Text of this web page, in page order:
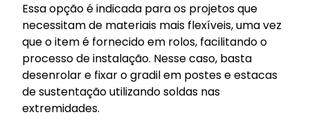
Essa opção é indicada para os projetos que
necessitam de materiais mais flexíveis, uma vez
que o item é fornecido em rolos, facilitando o
processo de instalação. Nesse caso, basta
desenrolar e fixar o gradil em postes e estacas
de sustentação utilizando soldas nas
extremidades.